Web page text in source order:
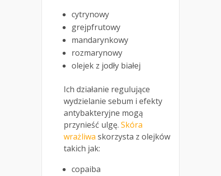
cytrynowy
grejpfrutowy
mandarynkowy
rozmarynowy
olejek z jodły białej
Ich działanie regulujące
wydzielanie sebum i efekty
antybakteryjne mogą
przynieść ulgę. Skóra
wrażliwa skorzysta z olejków
takich jak:
copaiba